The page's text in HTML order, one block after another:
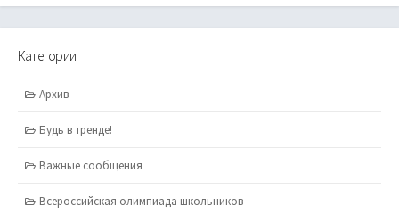
Категории
Архив
Будь в тренде!
Важные сообщения
Всероссийская олимпиада школьников